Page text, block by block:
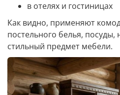
в отелях и гостиницах
Как видно, применяют
постельного белья, посуды,
стильный предмет мебели.